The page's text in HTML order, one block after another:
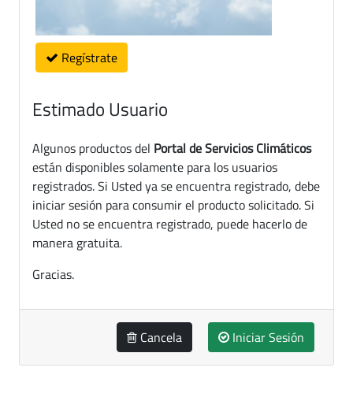
Regístrate
Estimado Usuario
Algunos productos del Portal de Servicios Climáticos
están disponibles solamente para los usuarios
registrados. Si Usted ya se encuentra registrado, debe
iniciar sesión para consumir el producto solicitado. Si
Usted no se encuentra registrado, puede hacerlo de
manera gratuita.
Gracias.
Cancela Iniciar Sesión